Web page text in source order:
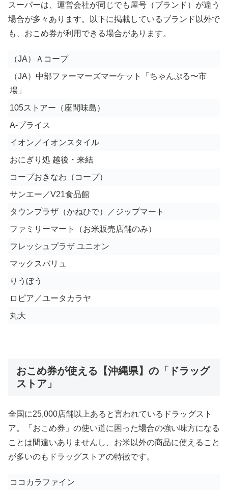
スーパーは、運営会社が同じでも屋号（ブランド）が違う
場合が多々あります。以下に掲載しているブランド以外で
も、おこめ券が利用できる場合があります。
（JA）Ａコープ
（JA）中部ファーマーズマーケット「ちゃんぷる〜市
場」
105ストアー（座間味島）
A-プライス
イオン／イオンスタイル
おにぎり処 越後・来結
コープおきなわ（コープ）
サンエー／V21食品館
タウンプラザ（かねひで）／ジップマート
ファミリーマート（お米販売店舗のみ）
フレッシュプラザ ユニオン
マックスバリュ
りうぼう
ロピア／ユータカラヤ
丸大
おこめ券が使える【沖縄県】の「ドラッグ
ストア」
全国に25,000店舗以上あると言われているドラッグスト
ア。「おこめ券」の使い道に困った場合の強い味方になる
ことは間違いありませんし、お米以外の商品に使えること
が多いのもドラッグストアの特徴です。
ココカラファイン